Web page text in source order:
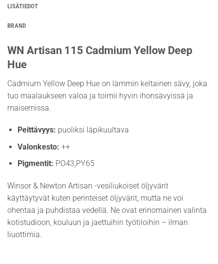
LISÄTIEDOT
BRAND
WN Artisan 115 Cadmium Yellow Deep
Hue
Cadmium Yellow Deep Hue on lämmin keltainen sävy, joka
tuo maalaukseen valoa ja toimii hyvin ihonsävyissä ja
maisemissa.
Peittävyys: puoliksi läpikuultava
Valonkesto: ++
Pigmentit: PO43,PY65
Winsor & Newton Artisan -vesiliukoiset öljyvärit
käyttäytyvät kuten perinteiset öljyvärit, mutta ne voi
ohentaa ja puhdistaa vedellä. Ne ovat erinomainen valinta
kotistudioon, kouluun ja jaettuihin työtiloihin – ilman
liuottimia.